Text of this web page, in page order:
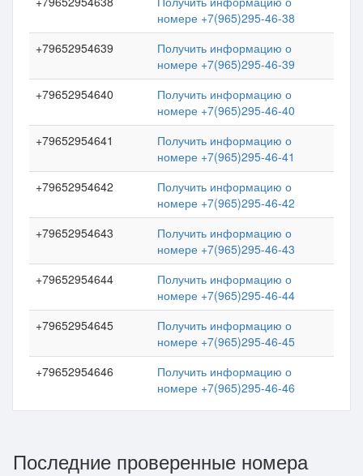
номере +7(965)295-46-38
+79652954639
Получить информацию о
номере +7(965)295-46-39
+79652954640
Получить информацию о
номере +7(965)295-46-40
+79652954641
Получить информацию о
номере +7(965)295-46-41
+79652954642
Получить информацию о
номере +7(965)295-46-42
+79652954643
Получить информацию о
номере +7(965)295-46-43
+79652954644
Получить информацию о
номере +7(965)295-46-44
+79652954645
Получить информацию о
номере +7(965)295-46-45
+79652954646
Получить информацию о
номере +7(965)295-46-46
Последние проверенные номера